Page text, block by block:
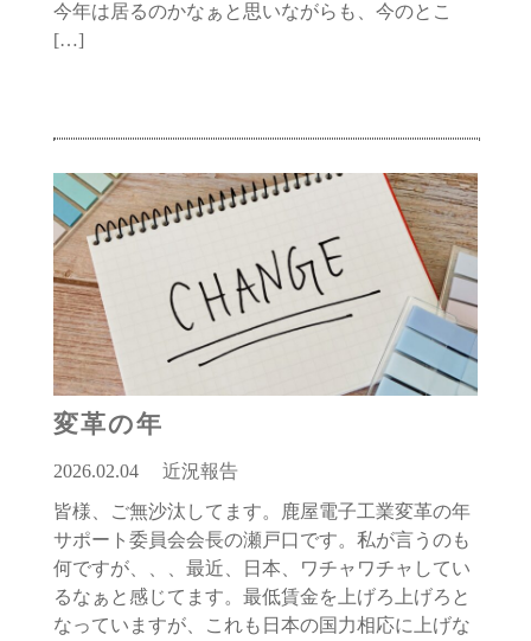
今年は居るのかなぁと思いながらも、今のとこ
[…]
変革の年
2026.02.04 近況報告
皆様、ご無沙汰してます。鹿屋電子工業変革の年
サポート委員会会長の瀬戸口です。私が言うのも
何ですが、、、最近、日本、ワチャワチャしてい
るなぁと感じてます。最低賃金を上げろ上げろと
なっていますが、これも日本の国力相応に上げな